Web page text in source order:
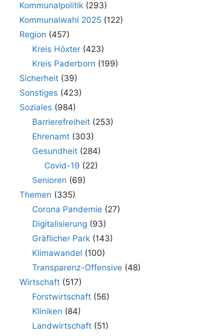
Kommunalpolitik (293)
Kommunalwahl 2025 (122)
Region (457)
Kreis Höxter(423)
Kreis Paderborn (199)
Sicherheit (39)
Sonstiges (423)
Soziales (984)
Barrierefreiheit(253)
Ehrenamt(303)
Gesundheit(284)
Covid-19 (22)
Senioren (69)
Themen (335)
Corona Pandemie (27)
Digitalisierung (93)
Gräflicher Park(143)
Klimawandel (100)
Transparenz-Offensive (48)
Wirtschaft (517)
Forstwirtschaft(56)
Kliniken (84)
Landwirtschaft(51)